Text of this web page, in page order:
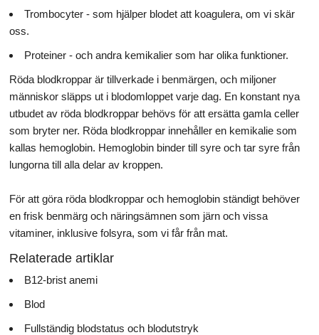
Trombocyter - som hjälper blodet att koagulera, om vi skär
oss.
Proteiner - och andra kemikalier som har olika funktioner.
Röda blodkroppar är tillverkade i benmärgen, och miljoner
människor släpps ut i blodomloppet varje dag. En konstant nya
utbudet av röda blodkroppar behövs för att ersätta gamla celler
som bryter ner. Röda blodkroppar innehåller en kemikalie som
kallas hemoglobin. Hemoglobin binder till syre och tar syre från
lungorna till alla delar av kroppen.
För att göra röda blodkroppar och hemoglobin ständigt behöver
en frisk benmärg och näringsämnen som järn och vissa
vitaminer, inklusive folsyra, som vi får från mat.
Relaterade artiklar
B12-brist anemi
Blod
Fullständig blodstatus och blodutstryk